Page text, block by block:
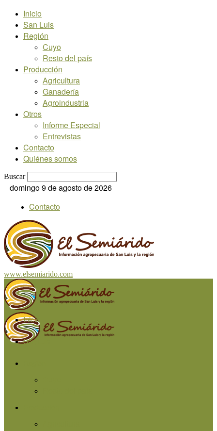
Inicio
San Luis
Región
Cuyo
Resto del país
Producción
Agricultura
Ganadería
Agroindustria
Otros
Informe Especial
Entrevistas
Contacto
Quiénes somos
Buscar
domingo 9 de agosto de 2026
Contacto
www.elsemiarido.com
Inicio
San Luis